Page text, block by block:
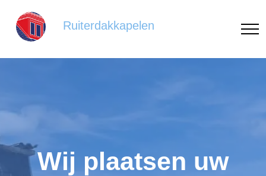
Ruiterdakkapelen
Wij plaatsen uw